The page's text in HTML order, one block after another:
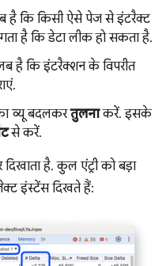
है कि किसी ऐसे पेज से इंटरैक्ट
है कि डेटा लीक हो सकता है.
है कि इंटरैक्शन के विपरीत
व्यू बदलकरतुलनाकरें. इसके
से करें.
है. कुल एंट्री को बड़ा
इंस्टेंस दिखते हैं: